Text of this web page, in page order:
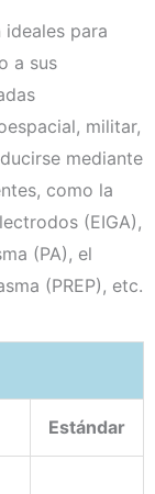
ideales para
a sus
militar,
mediante
como la
(EIGA),
(PA), el
(PREP), etc.
Estándar